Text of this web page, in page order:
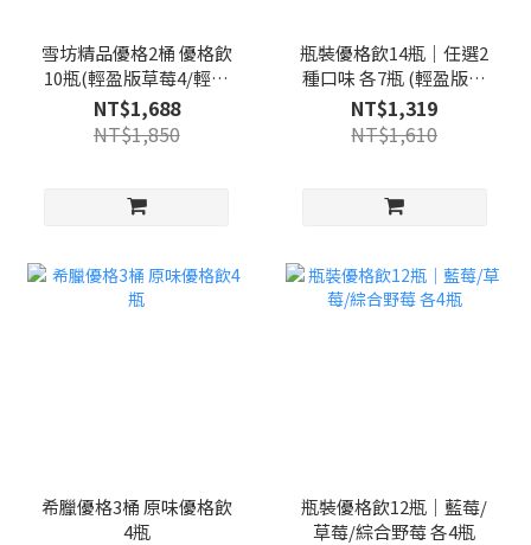
雪坊精品優格2桶 優格飲
10瓶(輕盈版草莓4/輕盈
版藍莓4/輕盈版綜合野莓
2)
NT$1,688
NT$1,850
瓶裝優格飲14瓶｜任選2
種口味 各7瓶 (輕盈版藍
莓/輕盈版草莓/蜂蜜/輕
盈版百香蘋果)
NT$1,319
NT$1,610
希臘優格3桶 原味優格飲
4瓶
瓶裝優格飲12瓶｜藍莓/
草莓/綜合野莓 各4瓶